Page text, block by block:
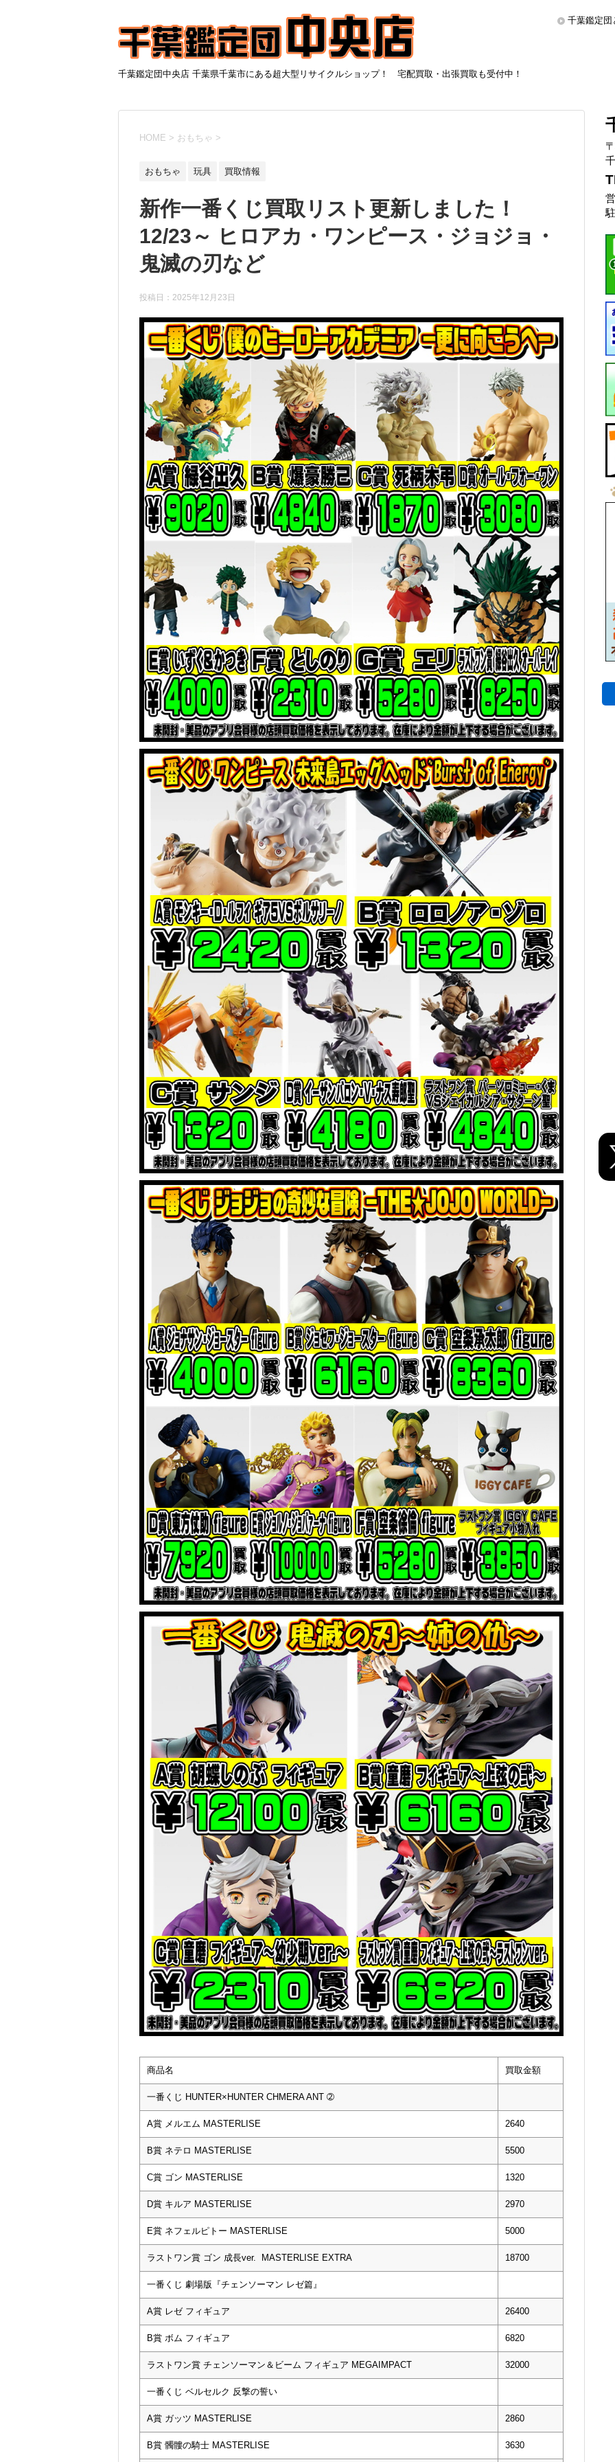
千葉鑑定団中央店 千葉県千葉市にある超大型リサイクルショップ！ 宅配買取・出張買取も受付中！
千葉鑑定団
HOME > おもちゃ >
おもちゃ 玩具 買取情報
新作一番くじ買取リスト更新しました！
12/23～ ヒロアカ・ワンピース・ジョジョ・
鬼滅の刃など
投稿日： 2025年12月23日
商品名 買取金額
一番くじ HUNTER×HUNTER CHMERA ANT ➁
A賞 メルエム MASTERLISE 2640
B賞 ネテロ MASTERLISE 5500
C賞 ゴン MASTERLISE 1320
D賞 キルア MASTERLISE 2970
E賞 ネフェルピトー MASTERLISE 5000
ラストワン賞 ゴン 成長ver. MASTERLISE EXTRA 18700
一番くじ 劇場版『チェンソーマン レゼ篇』
A賞 レゼ フィギュア 26400
B賞 ボム フィギュア 6820
ラストワン賞 チェンソーマン＆ビーム フィギュア MEGAIMPACT 32000
一番くじ ベルセルク 反撃の誓い
A賞 ガッツ MASTERLISE 2860
B賞 髑髏の騎士 MASTERLISE 3630